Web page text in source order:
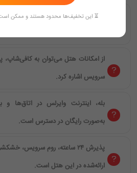
اتاق‌ها مجهز به تلویزیون، یخچال،
از امکانات هتل می‌توان به کافی‌شاپ،
سرویس اشاره کرد.
بله، اینترنت وایرلس در
به‌صورت رایگان در دسترس است.
پذیرش ۲۴ ساعته، روم سرویس،
ارائه‌شده در این هتل است.
⏳ این تخفیف‌ها محدود هستند و ممکن است